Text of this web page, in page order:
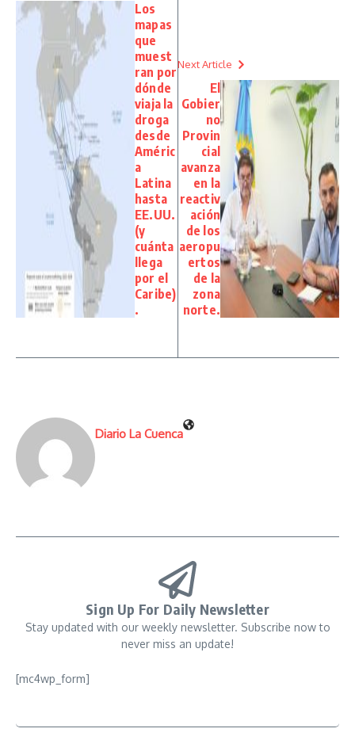
Los
mapas
que
muest
ran por
dónde
viaja la
droga
desde
Améric
a
Latina
hasta
EE.UU.
(y
cuánta
llega
por el
Caribe)
.
Next Article
El
Gobier
no
Provin
cial
avanza
en la
reactiv
ación
de los
aeropu
ertos
de la
zona
norte.
Diario La Cuenca
Sign Up For Daily Newsletter
Stay updated with our weekly newsletter. Subscribe now to
never miss an update!
[mc4wp_form]